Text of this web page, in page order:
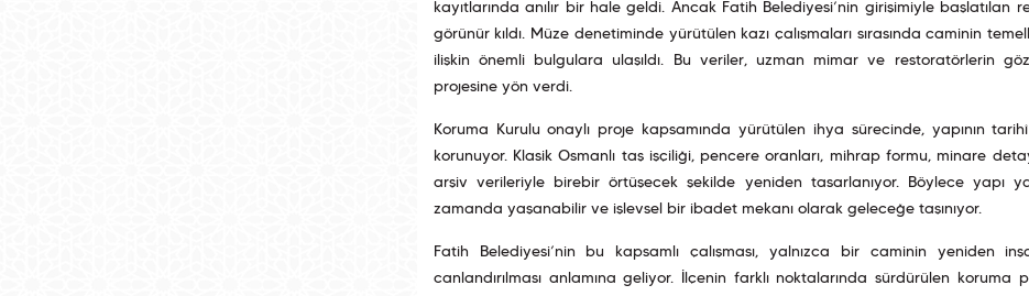
kayıtlarında anılır bir hale geldi. Ancak Fatih Belediyesi’nin girişimiyle başlatılan
görünür kıldı. Müze denetiminde yürütülen kazı çalışmaları sırasında caminin
ilişkin önemli bulgulara ulaşıldı. Bu veriler, uzman mimar ve restoratörlerin
projesine yön verdi.
Koruma Kurulu onaylı proje kapsamında yürütülen ihya sürecinde, yapının
korunuyor. Klasik Osmanlı taş işçiliği, pencere oranları, mihrap formu, minare
arşiv verileriyle birebir örtüşecek şekilde yeniden tasarlanıyor. Böylece yapı
zamanda yaşanabilir ve işlevsel bir ibadet mekanı olarak geleceğe taşınıyor.
Fatih Belediyesi’nin bu kapsamlı çalışması, yalnızca bir caminin yeniden
canlandırılması anlamına geliyor. İlçenin farklı noktalarında sürdürülen